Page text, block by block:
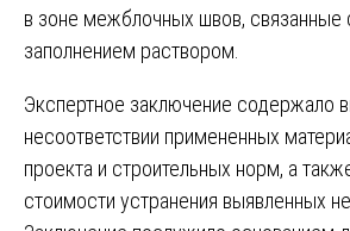
в зоне межблочных швов, связанные
заполнением раствором.
Экспертное заключение содержало
несоответствии примененных
проекта и строительных норм, а
стоимости устранения выявленных